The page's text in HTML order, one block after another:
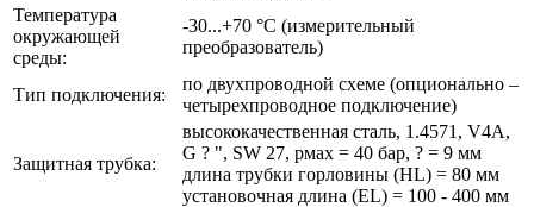
Температура
окружающей
среды:
-30...+70 °C (измерительный
преобразователь)
Тип подключения:
по двухпроводной схеме (опционально –
четырехпроводное подключение)
Защитная трубка:
высококачественная сталь, 1.4571, V4A,
G ? ", SW 27, pмax = 40 бар, ? = 9 мм
длина трубки горловины (HL) = 80 мм
установочная длина (EL) = 100 - 400 мм